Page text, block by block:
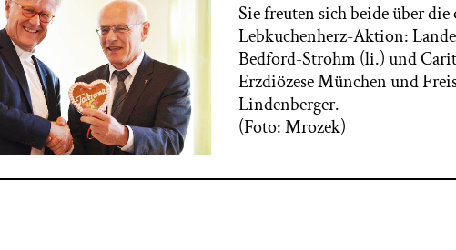
Sie freuten sich beide über
Lebkuchenherz-Aktion:
Bedford-Strohm (li.) und
Erzdiözese München und
Lindenberger.
(Foto: Mrozek)